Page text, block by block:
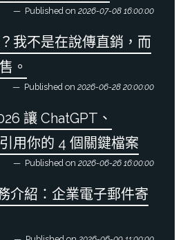
Published on 2026-07-08 16:00:00
我不是在說傳直銷，而
。
Published on 2026-06-28 20:00:00
讓 ChatGPT、
用你的 4 個關鍵檔案
Published on 2026-06-26 16:00:00
介紹：企業電子郵件寄